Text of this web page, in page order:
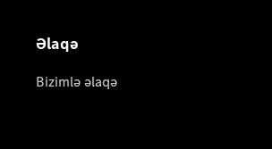
Əlaqə
Bizimlə əlaqə